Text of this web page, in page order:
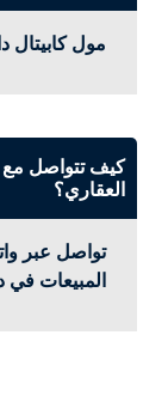
مول كابيتال
كيف تتواصل مع
العقاري؟
تواصل عبر
المبيعات في